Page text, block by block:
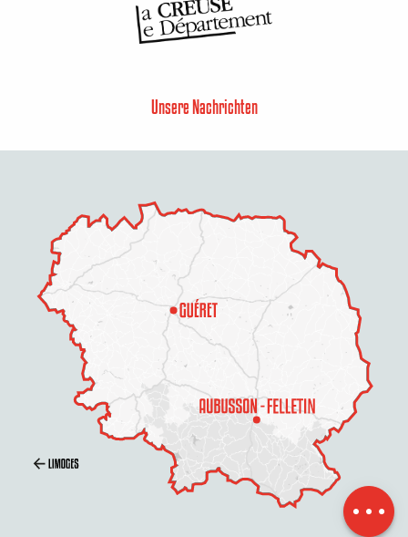
Service
Preise
Per E-Mail
kontaktieren
Unsere Nachrichten